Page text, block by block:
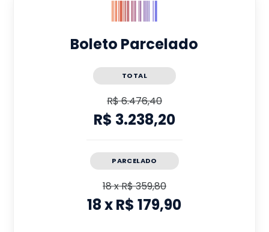
Boleto Parcelado
TOTAL
R$ 6.476,40
R$ 3.238,20
PARCELADO
18xR$ 359,80
18xR$ 179,90